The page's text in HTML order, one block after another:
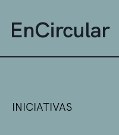
INICIATIVAS